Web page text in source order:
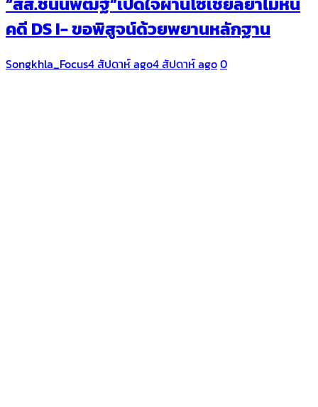
คดี DS I- ขอพิสูจน์ด้วยพยานหลักฐาน
Songkhla_Focus4 สัปดาห์ ago4 สัปดาห์ ago0